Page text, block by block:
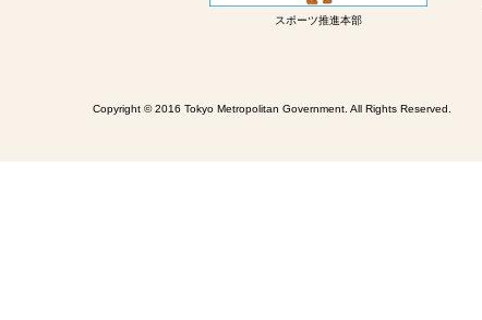
スポーツ推進本部
Copyright © 2016 Tokyo Metropolitan Government. All Rights Reserved.